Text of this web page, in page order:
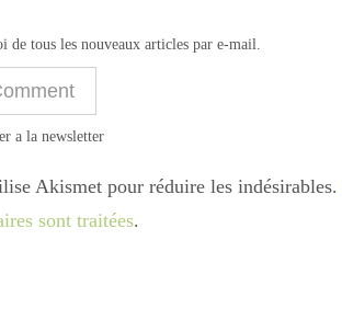
de tous les nouveaux articles par e-mail.
a la newsletter
Akismet pour réduire les indésirables.
sont traitées.